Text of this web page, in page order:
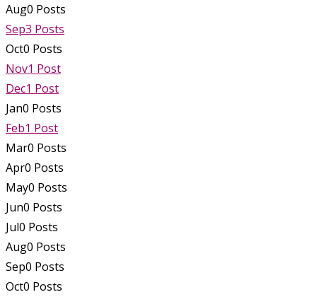
Aug0 Posts
Sep3 Posts
Oct0 Posts
Nov1 Post
Dec1 Post
Jan0 Posts
Feb1 Post
Mar0 Posts
Apr0 Posts
May0 Posts
Jun0 Posts
Jul0 Posts
Aug0 Posts
Sep0 Posts
Oct0 Posts